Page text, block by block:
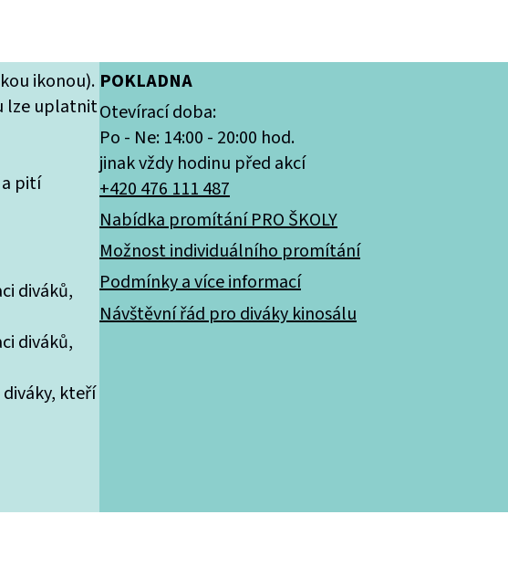
ikonou).
lze uplatnit
pití
diváků,
diváků,
kteří
POKLADNA
Otevírací doba:
Po - Ne: 14:00 - 20:00 hod.
jinak vždy hodinu před akcí
+420 476 111 487
Nabídka promítání PRO ŠKOLY
Možnost individuálního promítání
Podmínky a více informací
Návštěvní řád pro diváky kinosálu